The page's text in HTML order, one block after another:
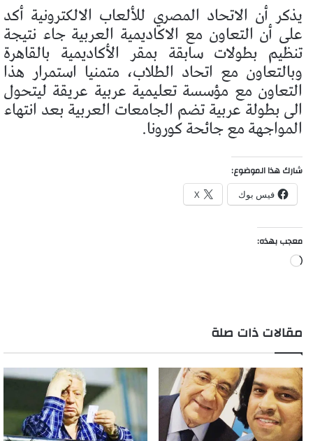
يذكر أن الاتحاد المصري للألعاب الالكترونية أكد
على أن التعاون مع الاكاديمية العربية جاء نتيجة
تنظيم بطولات سابقة بمقر الأكاديمية بالقاهرة
وبالتعاون مع اتحاد الطلاب، متمنيا استمرار هذا
التعاون مع مؤسسة تعليمية عربية عريقة ليتحول
الى بطولة عربية تضم الجامعات العربية بعد انتهاء
المواجهة مع جائحة كورونا.
شارك هذا الموضوع:
فيس بوك X
معجب بهذه:
جاري
مقالات ذات صلة